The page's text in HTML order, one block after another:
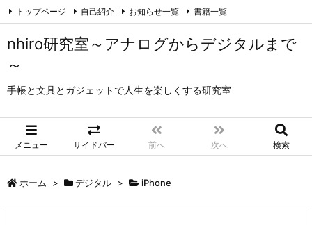
nhiro研究室～アナログからデジタルまで
～
手帳と文具とガジェットで人生を楽しくする研究室
メニュー サイドバー 前へ 次へ 検索
トップページ 自己紹介 お知らせ一覧 書籍一覧
このサイトについて
LINE Feedly
ホーム > デジタル > iPhone